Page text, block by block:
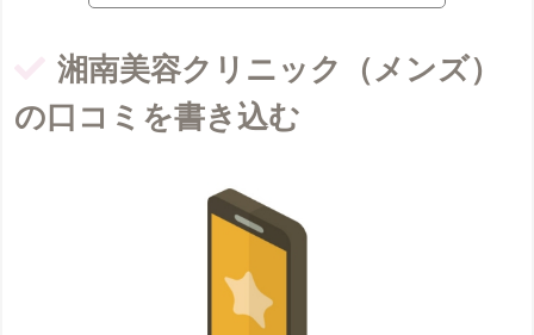
ウィクリニックの口コミ
ヴィトゥレの口コミ
ウェルネスビューティクリニック 大阪院（メン
ズ）の口コミ
エイトビューティークリニックの口コミ
梅田ビューティークリニックの口コミ
エステ・タイムの口コミ
エステティックTBCの口コミ
湘南美容クリニック（メンズ）
の口コミを書き込む